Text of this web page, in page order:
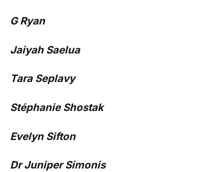
G Ryan
Jaiyah Saelua
Tara Seplavy
Stéphanie Shostak
Evelyn Sifton
Dr Juniper Simonis